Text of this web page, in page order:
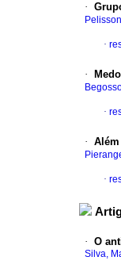
·
·
·
·
·
·
· O
Silva,